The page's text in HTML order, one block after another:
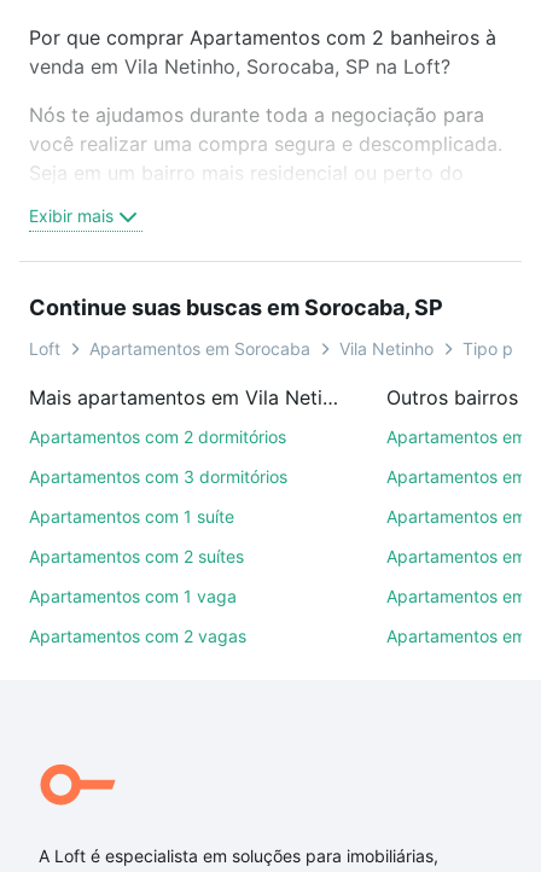
Por que comprar Apartamentos com 2 banheiros à
venda em Vila Netinho, Sorocaba, SP na Loft?
Nós te ajudamos durante toda a negociação para
você realizar uma compra segura e descomplicada.
Seja em um bairro mais residencial ou perto do
oferta ideal de Apartamentos com 2 banheiros à
venda em Vila Netinho, Sorocaba, SP para
ou por videochamada, é grátis, sem compromisso e
você ainda conta com mais de 46 mil corretores e
de imóveis.
Como escolher um imóvel?
ruas, bairros e até condomínios favoritos. Você
também pode usar os filtros como quantidade de
quartos, suítes, com ou sem vaga de garagem para
comodidades, como piscina, academia, salão de
Qual o preço de Apartamentos com 2 banheiros à
venda em Vila Netinho, Sorocaba, SP?
Aqui na Loft temos a oferta ideal para você, com
Exibir mais
Continue suas buscas em Sorocaba, SP
Loft Apartamentos em Sorocaba Vila Netinho Tipo
Mais apartamentos em Vila Netinho
Apartamentos com 2 dormitórios
Apartamentos com 3 dormitórios
Apartamentos com 1 suíte
Apartamentos com 2 suítes
Apartamentos com 1 vaga
Apartamentos com 2 vagas
Outros bairros
Apartamentos em
Apartamentos em
Apartamentos em
Apartamentos em
Apartamentos em
Apartamentos em
A Loft é especialista em soluções para imobiliárias,